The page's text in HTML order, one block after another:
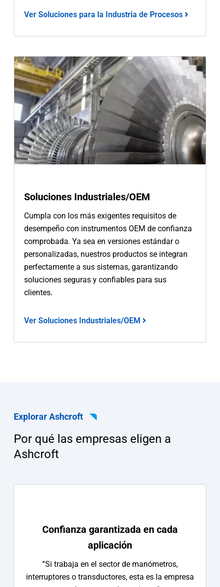
Ver Soluciones para la Industria de Procesos
Soluciones Industriales/OEM
Cumpla con los más exigentes requisitos de
desempeño con instrumentos OEM de confianza
comprobada. Ya sea en versiones estándar o
personalizadas, nuestros productos se integran
perfectamente a sus sistemas, garantizando
soluciones seguras y confiables para sus
clientes.
Ver Soluciones Industriales/OEM
Explorar Ashcroft
Por qué las empresas eligen a
Ashcroft
Confianza garantizada en cada
aplicación
“Si trabaja en el sector de manómetros,
interruptores o transductores, esta es la empresa